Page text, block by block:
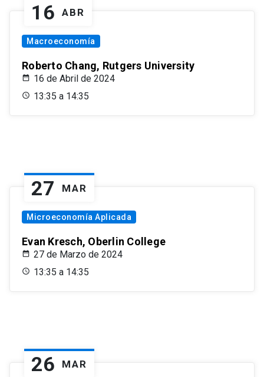
16 ABR
Macroeconomía
Roberto Chang, Rutgers University
16 de Abril de 2024
13:35 a 14:35
27 MAR
Microeconomía Aplicada
Evan Kresch, Oberlin College
27 de Marzo de 2024
13:35 a 14:35
26 MAR